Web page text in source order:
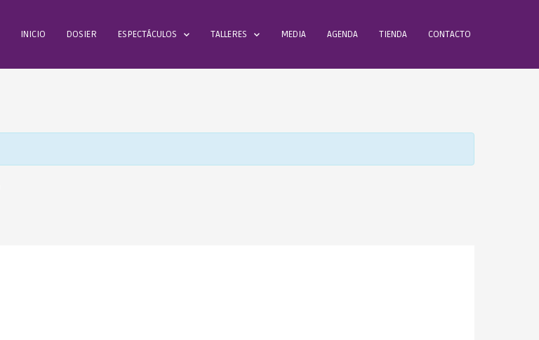
INICIO DOSIER ESPECTÁCULOS TALLERES MEDIA AGENDA TIENDA CONTACTO